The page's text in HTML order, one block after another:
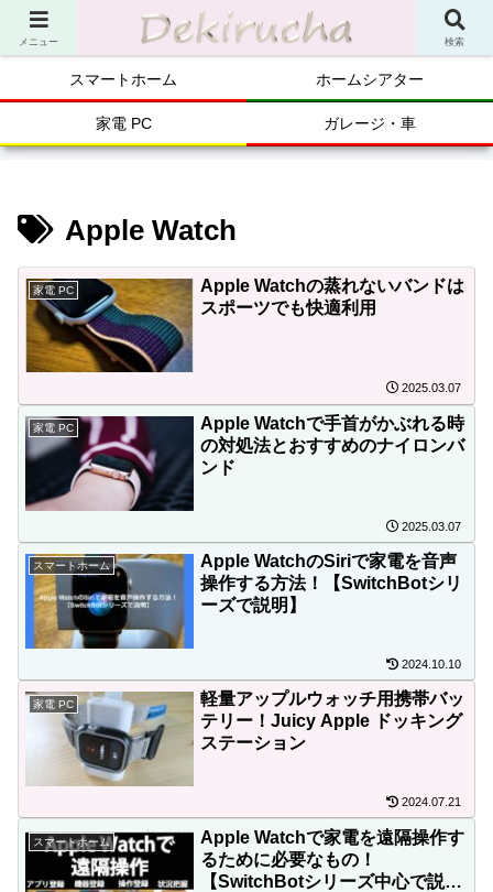
スマートホーム ホームシアター
家電 PC ガレージ・車
Apple Watch
家電 PC
Apple Watchの蒸れないバンドは
スポーツでも快適利用
2025.03.07
家電 PC
Apple Watchで手首がかぶれる時
の対処法とおすすめのナイロンバ
ンド
2025.03.07
スマートホーム
Apple WatchのSiriで家電を音声
操作する方法！【SwitchBotシリ
ーズで説明】
2024.10.10
家電 PC
軽量アップルウォッチ用携帯バッ
テリー！Juicy Apple ドッキング
ステーション
2024.07.21
スマートホーム
Apple Watchで家電を遠隔操作す
るために必要なもの！
【SwitchBotシリーズ中心で説
メニュー 検索